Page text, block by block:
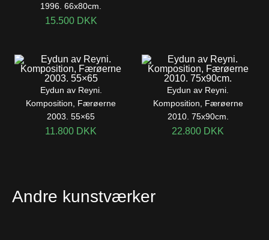
1996. 66x80cm.
15.500 DKK
Eydun av Reyni.
Komposition, Færøerne
2003. 55×65
11.800 DKK
Eydun av Reyni.
Komposition, Færøerne
2010. 75x90cm.
22.800 DKK
Andre kunstværker